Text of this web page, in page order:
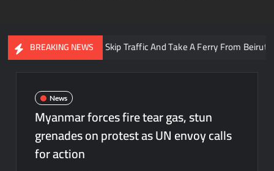
BREAKING NEWS
You Can Now Skip Traffic And Take A Ferry From Beirut To
News
Myanmar forces fire tear gas, stun
grenades on protest as UN envoy calls
for action